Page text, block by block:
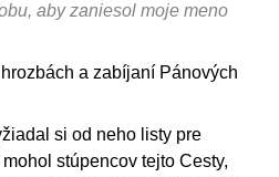
aby zaniesol moje meno
a zabíjaní Pánových
si od neho listy pre
stúpencov tejto Cesty,